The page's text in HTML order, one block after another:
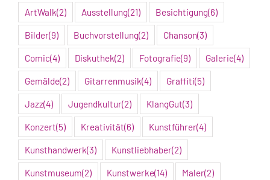
ArtWalk(2) Ausstellung(21) Besichtigung(6)
Bilder(9) Buchvorstellung(2) Chanson(3)
Comic(4) Diskuthek(2) Fotografie(9) Galerie(4)
Gemälde(2) Gitarrenmusik(4) Graffiti(5)
Jazz(4) Jugendkultur(2) KlangGut(3)
Konzert(5) Kreativität(6) Kunstführer(4)
Kunsthandwerk(3) Kunstliebhaber(2)
Kunstmuseum(2) Kunstwerke(14) Maler(2)